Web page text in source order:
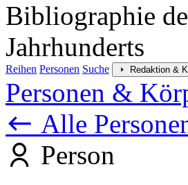
Bibliographie
Jahrhunderts
Reihen Personen Suche Redaktion &
Personen &
Alle
Person